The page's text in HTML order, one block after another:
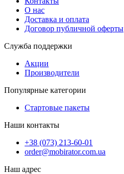
О нас
Доставка и оплата
Договор публичной оферты
Служба поддержки
Акции
Производители
Популярные категории
Стартовые пакеты
Наши контакты
+38 (073) 213-60-01
order@mobirator.com.ua
Наш адрес